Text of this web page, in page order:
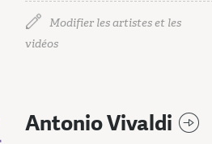
Modifier les artistes et les
vidéos
Antonio Vivaldi